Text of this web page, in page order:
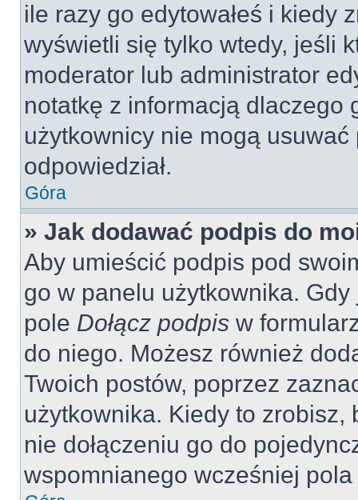
ile razy go edytowałeś i kiedy
wyświetli się tylko wtedy, jeśli
moderator lub administrator
notatkę z informacją dlaczego
użytkownicy nie mogą
odpowiedział.
Góra
» Jak dodawać podpis do
Aby umieścić podpis pod
go w panelu użytkownika.
pole Dołącz podpis w
do niego. Możesz również
Twoich postów, poprzez
użytkownika. Kiedy to zrobisz,
nie dołączeniu go do
wspomnianego wcześniej